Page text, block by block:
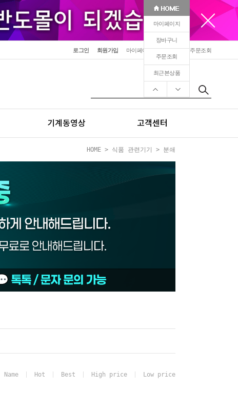
마이페이지
장바구니
주문조회
최근본상품
로그인 회원가입 마이페이지 장바구니 주문조회
기계동영상 고객센터
HOME > 식품 관련기기 > 분쇄
Name Hot Best High price Low price